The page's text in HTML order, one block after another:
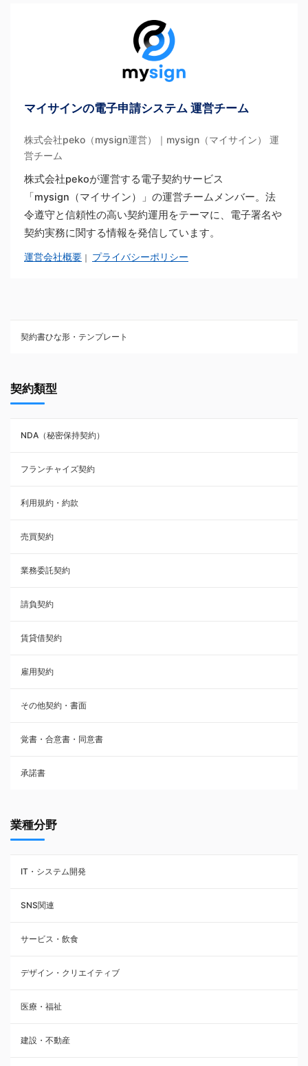
マイサインの電子申請システム 運営チーム
株式会社peko（mysign運営）｜mysign（マイサイン） 運
営チーム
株式会社pekoが運営する電子契約サービス
「mysign（マイサイン）」の運営チームメンバー。法
令遵守と信頼性の高い契約運用をテーマに、電子署名や
契約実務に関する情報を発信しています。
運営会社概要 ｜ プライバシーポリシー
契約書ひな形・テンプレート
NDA（秘密保持契約）
業務委託契約
利用規約・約款
覚書・合意書・同意書
承諾書
雇用契約
その他契約・書面
売買契約
株主総会議事録・関連書類
請負契約
フランチャイズ契約
賃貸借契約
契約類型
NDA（秘密保持契約）
フランチャイズ契約
利用規約・約款
売買契約
業務委託契約
請負契約
賃貸借契約
雇用契約
その他契約・書面
覚書・合意書・同意書
承諾書
業種分野
IT・システム開発
SNS関連
サービス・飲食
デザイン・クリエイティブ
医療・福祉
建設・不動産